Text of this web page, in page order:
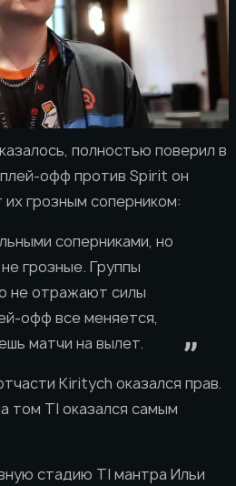
полностью поверил в
офф против Spirit он
их грозным соперником:
соперниками, но
грозные. Группы
не отражают силы
офф все меняется,
матчи на вылет.
Kiritych оказался прав.
том TI оказался самым
стадию TI мантра Ильи